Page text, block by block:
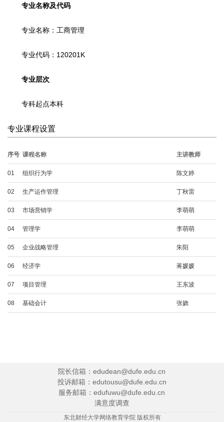
会计学（本科二学历）
金融学
人力资源管理（本科二学历）
市场营销（本科二学历）
信息管理与信息系统
信息管理与信息系统（本科二
学历）
行政管理
行政管理（本科二学历）
专业名称及代码
专业名称：工商管理
专业代码：120201K
专业层次
专科起点本科
专业课程设置
序号 课程名称 主讲教师
01 组织行为学 陈文婷
02 生产运作管理 丁秋雷
03 市场营销学 李萌萌
04 管理学 李萌萌
05 企业战略管理 朱阳
06 经济学 蒋媛媛
07 项目管理 王东波
08 基础会计 张娆
院长信箱：edudean@dufe.edu.cn
投诉邮箱：edutousu@dufe.edu.cn
服务邮箱：edufuwu@dufe.edu.cn
满意度调查
东北财经大学网络教育学院 版权所有